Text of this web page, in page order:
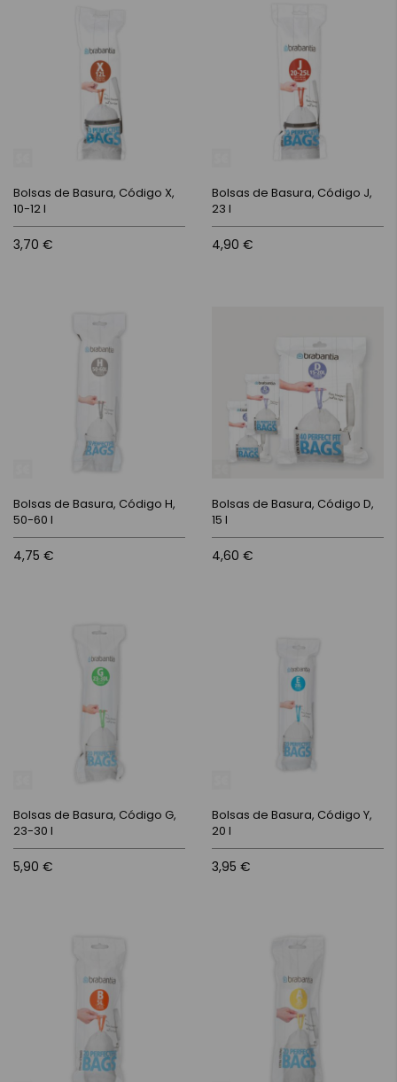
Bolsas de Basura, Código X,
10-12 l
3,70 €
Bolsas de Basura, Código J,
23 l
4,90 €
Bolsas de Basura, Código H,
50-60 l
4,75 €
Bolsas de Basura, Código D,
15 l
4,60 €
Bolsas de Basura, Código G,
23-30 l
5,90 €
Bolsas de Basura, Código Y,
20 l
3,95 €